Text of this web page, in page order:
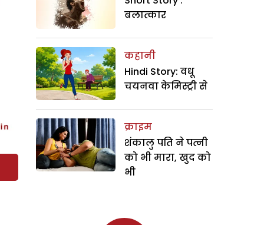
बलात्कार
कहानी
Hindi Story: वधू
चयनवा केमिस्ट्री से
क्राइम
शंकालु पति ने पत्नी
को भी मारा, खुद को
भी